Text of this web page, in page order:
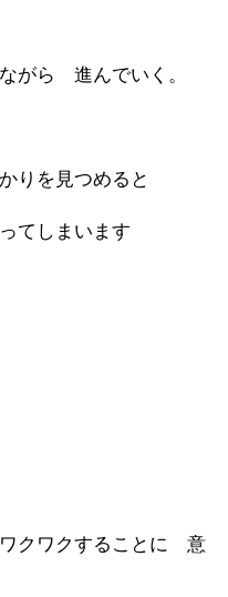
がら 進んでいく。
りを見つめると
てしまいます
クワクすることに 意